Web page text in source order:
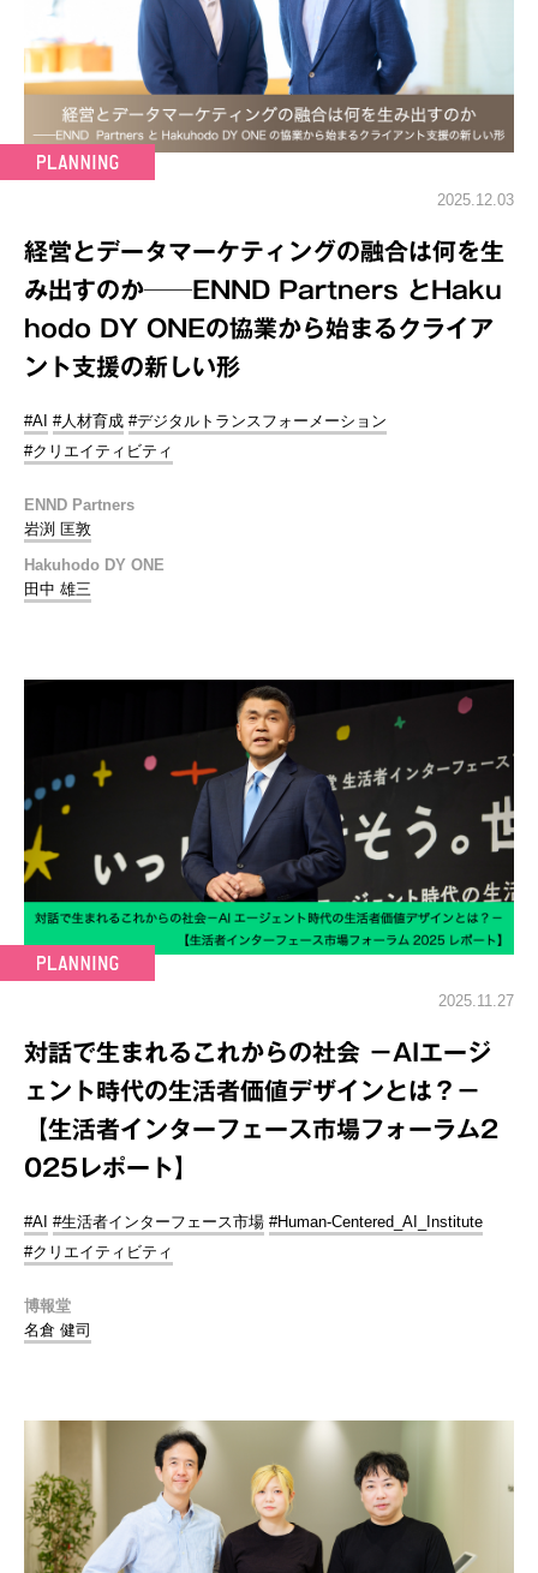
2025.12.03
経営とデータマーケティングの融合は何を生
み出すのか──ENND Partners とHaku
hodo DY ONEの協業から始まるクライア
ント支援の新しい形
#AI #人材育成 #デジタルトランスフォーメーション
#クリエイティビティ
ENND Partners
岩渕 匡敦
Hakuhodo DY ONE
田中 雄三
2025.11.27
対話で生まれるこれからの社会 －AIエージ
ェント時代の生活者価値デザインとは？－
【生活者インターフェース市場フォーラム2
025レポート】
#AI #生活者インターフェース市場 #Human-Centered_AI_Institute
#クリエイティビティ
博報堂
名倉 健司